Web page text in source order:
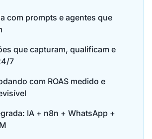
com prompts e agentes que
que capturam, qualificam e
7
com ROAS medido e
IA + n8n + WhatsApp +